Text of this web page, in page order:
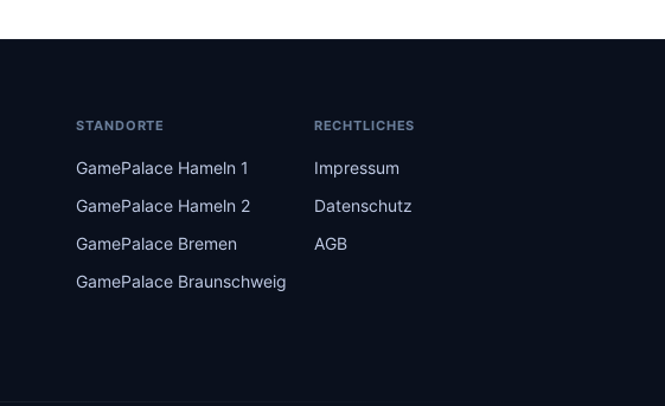
STANDORTE
GamePalace Hameln 1
GamePalace Hameln 2
GamePalace Bremen
GamePalace Braunschweig
RECHTLICHES
Impressum
Datenschutz
AGB